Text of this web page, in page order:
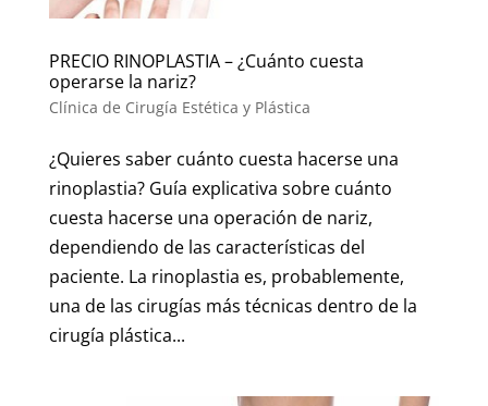
PRECIO RINOPLASTIA – ¿Cuánto cuesta
operarse la nariz?
Clínica de Cirugía Estética y Plástica
¿Quieres saber cuánto cuesta hacerse una
rinoplastia? Guía explicativa sobre cuánto
cuesta hacerse una operación de nariz,
dependiendo de las características del
paciente. La rinoplastia es, probablemente,
una de las cirugías más técnicas dentro de la
cirugía plástica...